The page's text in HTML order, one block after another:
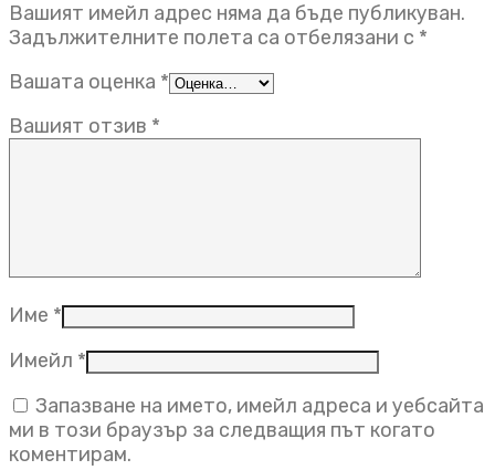
Вашият имейл адрес няма да бъде публикуван.
Задължителните полета са отбелязани с *
Вашата оценка *
Вашият отзив *
Име *
Имейл *
Запазване на името, имейл адреса и уебсайта
ми в този браузър за следващия път когато
коментирам.